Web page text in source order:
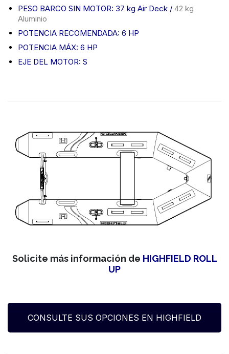
PESO BARCO SIN MOTOR: 37 kg Air Deck / 42 kg
Aluminio
POTENCIA RECOMENDADA: 6 HP
POTENCIA MÁX: 6 HP
EJE DEL MOTOR: S
Solicite más información de HIGHFIELD ROLL
UP
CONSULTE SUS OPCIONES EN HIGHFIELD